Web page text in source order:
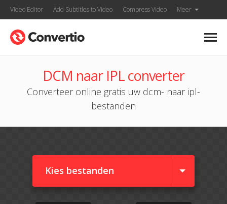
Video Editor Add Subtitles to Video Compress Video Meer
DCM naar IPL converter
Converteer online gratis uw dcm- naar ipl-
bestanden
Kies bestanden